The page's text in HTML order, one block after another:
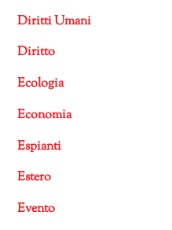
Diritti Umani
Diritto
Ecologia
Economia
Espianti
Estero
Evento